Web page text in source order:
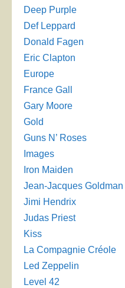
Deep Purple
Def Leppard
Donald Fagen
Eric Clapton
Europe
France Gall
Gary Moore
Gold
Guns N’ Roses
Images
Iron Maiden
Jean-Jacques Goldman
Jimi Hendrix
Judas Priest
Kiss
La Compagnie Créole
Led Zeppelin
Level 42